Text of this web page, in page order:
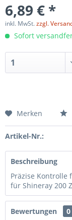
6,89 € *
inkl. MwSt.zzgl.
Sofort
Merken
Artikel-Nr.:
Beschreibung
Präzise Kontrolle
für Shineray 200
Bewertungen
0